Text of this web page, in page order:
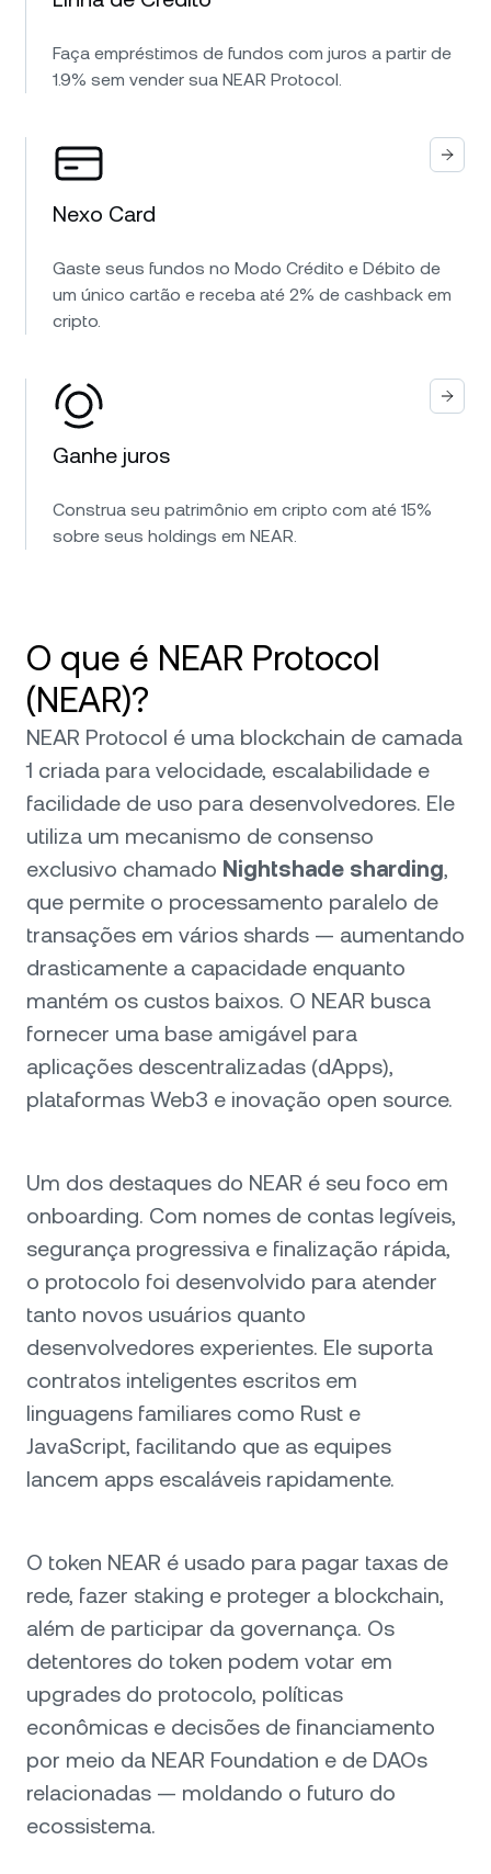
Faça empréstimos de fundos com juros a partir de
1.9% sem vender sua NEAR Protocol.
Nexo Card
Gaste seus fundos no Modo Crédito e Débito de
um único cartão e receba até 2% de cashback em
cripto.
Ganhe juros
Construa seu patrimônio em cripto com até 15%
sobre seus holdings em NEAR.
O que é NEAR Protocol
(NEAR)?
NEAR Protocol é uma blockchain de camada
1 criada para velocidade, escalabilidade e
facilidade de uso para desenvolvedores. Ele
utiliza um mecanismo de consenso
exclusivo chamado Nightshade sharding,
que permite o processamento paralelo de
transações em vários shards — aumentando
drasticamente a capacidade enquanto
mantém os custos baixos. O NEAR busca
fornecer uma base amigável para
aplicações descentralizadas (dApps),
plataformas Web3 e inovação open source.
Um dos destaques do NEAR é seu foco em
onboarding. Com nomes de contas legíveis,
segurança progressiva e finalização rápida,
o protocolo foi desenvolvido para atender
tanto novos usuários quanto
desenvolvedores experientes. Ele suporta
contratos inteligentes escritos em
linguagens familiares como Rust e
JavaScript, facilitando que as equipes
lancem apps escaláveis rapidamente.
O token NEAR é usado para pagar taxas de
rede, fazer staking e proteger a blockchain,
além de participar da governança. Os
detentores do token podem votar em
upgrades do protocolo, políticas
econômicas e decisões de financiamento
por meio da NEAR Foundation e de DAOs
relacionadas — moldando o futuro do
ecossistema.